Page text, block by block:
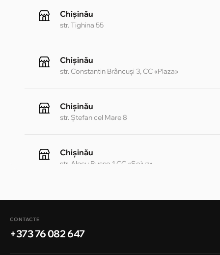
Chișinău
str. Tighina 55
Chișinău
str. Constantin Brâncuși 3, CC «Plaza»
Chișinău
str. Ștefan cel Mare 8
Chișinău
str. Alecu Russo 1 CC «Soiuz»
Chișinău
CONTACTE
+373 76 082 647